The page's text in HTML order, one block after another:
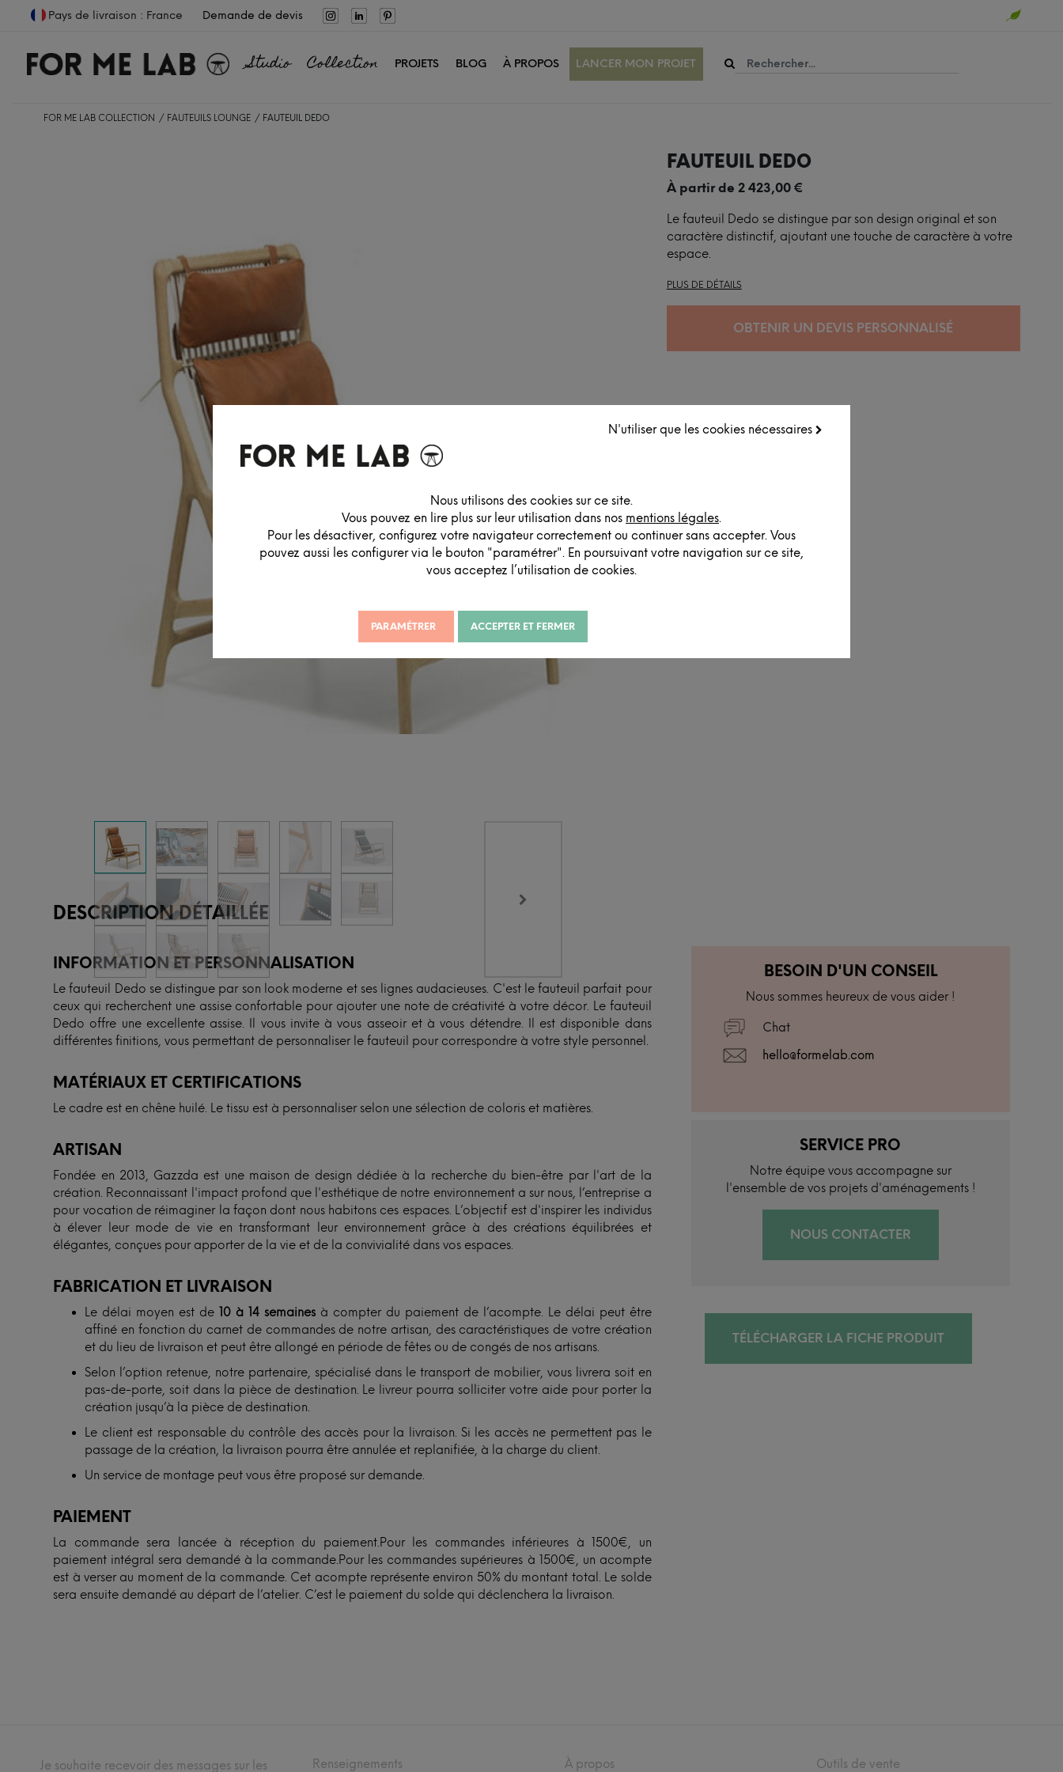
N'utiliser que les cookies nécessaires
Nous utilisons des cookies sur ce site.
Vous pouvez en lire plus sur leur utilisation dans nos mentions légales.
Pour les désactiver, configurez votre navigateur correctement ou continuer sans accepter. Vous
pouvez aussi les configurer via le bouton "paramétrer". En poursuivant votre navigation sur ce site,
vous acceptez l’utilisation de cookies.
PARAMÉTRER ACCEPTER ET FERMER
Pays de livraison : France Demande de devis
Studio Collection PROJETS BLOG À PROPOS LANCER MON PROJET
FOR ME LAB COLLECTION FAUTEUILS LOUNGE FAUTEUIL DEDO
FAUTEUIL DEDO
À partir de 2 423,00€
Le fauteuil Dedo se distingue par son design original et son
caractère distinctif, ajoutant une touche de caractère à votre
espace.
PLUS DE DÉTAILS
OBTENIR UN DEVIS PERSONNALISÉ
DESCRIPTION DÉTAILLÉE
INFORMATION ET PERSONNALISATION
Le fauteuil Dedo se distingue par son look moderne et ses lignes audacieuses. C'est le fauteuil parfait pour
ceux qui recherchent une assise confortable pour ajouter une note de créativité à votre décor. Le fauteuil
Dedo offre une excellente assise. Il vous invite à vous asseoir et à vous détendre. Il est disponible dans
différentes finitions, vous permettant de personnaliser le fauteuil pour correspondre à votre style personnel.
MATÉRIAUX ET CERTIFICATIONS
Le cadre est en chêne huilé. Le tissu est à personnaliser selon une sélection de coloris et matières.
ARTISAN
Fondée en 2013, Gazzda est une maison de design dédiée à la recherche du bien-être par l'art de la
création. Reconnaissant l'impact profond que l'esthétique de notre environnement a sur nous, l’entreprise a
pour vocation de réimaginer la façon dont nous habitons ces espaces. L’objectif est d'inspirer les individus
à élever leur mode de vie en transformant leur environnement grâce à des créations équilibrées et
élégantes, conçues pour apporter de la vie et de la convivialité dans vos espaces.
FABRICATION ET LIVRAISON
Le délai moyen est de10 à 14 semainesà compter du paiement de l’acompte. Le délai peut être
affiné en fonction du carnet de commandes de notre artisan, des caractéristiques de votre création
et du lieu de livraison et peut être allongé en période de fêtes ou de congés de nos artisans.
Selon l’option retenue, notre partenaire, spécialisé dans le transport de mobilier, vous livrera soit en
pas-de-porte, soit dans la pièce de destination. Le livreur pourra solliciter votre aide pour porter la
création jusqu’à la pièce de destination.
Le client est responsable du contrôle des accès pour la livraison. Si les accès ne permettent pas le
passage de la création, la livraison pourra être annulée et replanifiée, à la charge du client.
Un service de montage peut vous être proposé sur demande.
PAIEMENT
La commande sera lancée à réception du paiement.Pour les commandes inférieures à 1500€, un
paiement intégral sera demandé à la commande.Pour les commandes supérieures à 1500€, un acompte
est à verser au moment de la commande. Cet acompte représente environ 50% du montant total. Le solde
sera ensuite demandé au départ de l’atelier. C’est le paiement du solde qui déclenchera la livraison.
BESOIN D'UN CONSEIL
Nous sommes heureux de vous aider !
Chat
hello@formelab.com
SERVICE PRO
Notre équipe vous accompagne sur
l'ensemble de vos projets d'aménagements !
NOUS CONTACTER
TÉLÉCHARGER LA FICHE PRODUIT
Je souhaite recevoir des messages sur les Renseignements À propos Outils de vente